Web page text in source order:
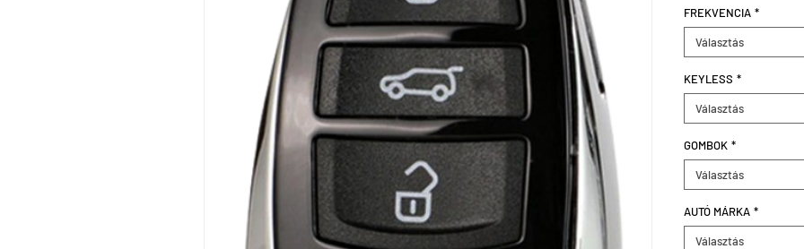
FREKVENCIA *
Választás
KEYLESS *
Választás
GOMBOK *
Választás
AUTÓ MÁRKA *
Választás